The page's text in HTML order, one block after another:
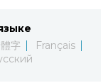
العربية
字
Français